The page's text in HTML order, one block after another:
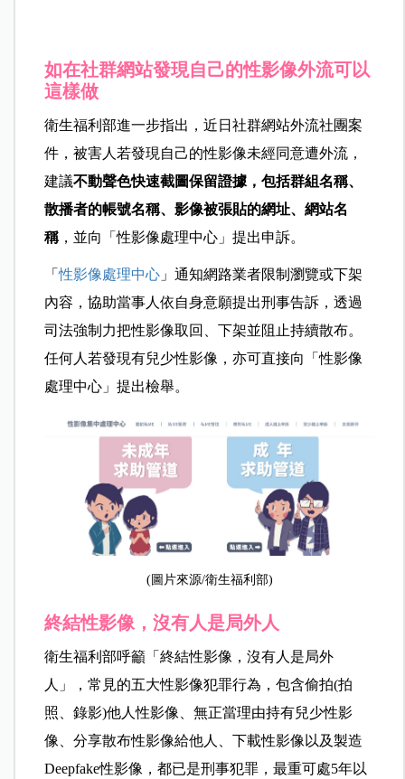
如在社群網站發現自己的性影像外流可以
這樣做
衛生福利部進一步指出，近日社群網站外流社團案
件，被害人若發現自己的性影像未經同意遭外流，
建議不動聲色快速截圖保留證據，包括群組名稱、
散播者的帳號名稱、影像被張貼的網址、網站名
稱，並向「性影像處理中心」提出申訴。
「性影像處理中心 」通知網路業者限制瀏覽或下架
內容，協助當事人依自身意願提出刑事告訴，透過
司法強制力把性影像取回、下架並阻止持續散布。
任何人若發現有兒少性影像，亦可直接向「性影像
處理中心」提出檢舉。
(圖片來源/衛生福利部)
終結性影像，沒有人是局外人
衛生福利部呼籲「終結性影像，沒有人是局外
人」，常見的五大性影像犯罪行為，包含偷拍(拍
照、錄影)他人性影像、無正當理由持有兒少性影
像、分享散布性影像給他人、下載性影像以及製造
Deepfake性影像，都已是刑事犯罪，最重可處5年以